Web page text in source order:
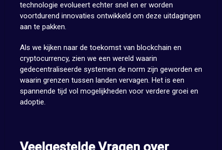
technologie evolueert echter snel en er worden
voortdurend innovaties ontwikkeld om deze uitdagingen
aan te pakken.
Als we kijken naar de toekomst van blockchain en
cryptocurrency, zien we een wereld waarin
gedecentraliseerde systemen de norm zijn geworden en
waarin grenzen tussen landen vervagen. Het is een
spannende tijd vol mogelijkheden voor verdere groei en
adoptie.
Veelgestelde Vragen over